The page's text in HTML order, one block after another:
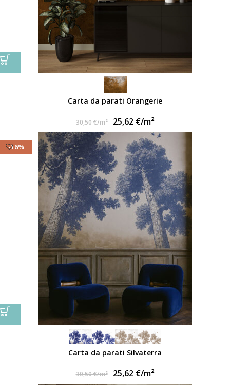
Carta da parati Orangerie
30,50€/m² 25,62 €/m²
-16%
Carta da parati Silvaterra
30,50€/m² 25,62 €/m²